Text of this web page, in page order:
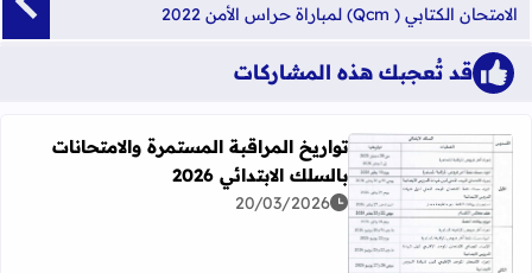
الامتحان الكتابي ( Qcm) لمباراة حراس الأمن 2022
قد تُعجبك هذه المشاركات
اقرأ المزيد عن تواريخ المراقبة المستمرة والامتحانات بالسلك
تواريخ المراقبة المستمرة والامتحانات
بالسلك الابتدائي 2026
20/03/2026